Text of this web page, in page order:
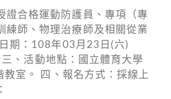
證合格運動防護員、專項（專
練師、物理治療師及相關從業
期：108年03月23日(六)
、活動地點：國立體育大學
教室。 四、報名方式：採線上